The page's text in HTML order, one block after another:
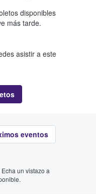
disponibles
más tarde.
asistir a este
eventos
un vistazo a